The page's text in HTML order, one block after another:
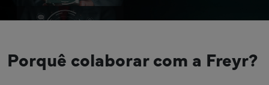
Porquê colaborar com a Freyr?